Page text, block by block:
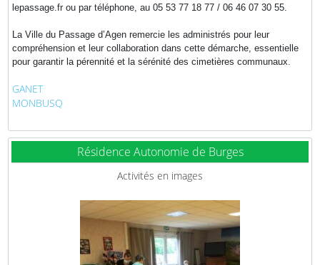
lepassage.fr ou par téléphone, au 05 53 77 18 77 / 06 46 07 30 55.
La Ville du Passage d’Agen remercie les administrés pour leur
compréhension et leur collaboration dans cette démarche, essentielle
pour garantir la pérennité et la sérénité des cimetières communaux.
GANET
MONBUSQ
Résidence Autonomie de Burges
Activités en images